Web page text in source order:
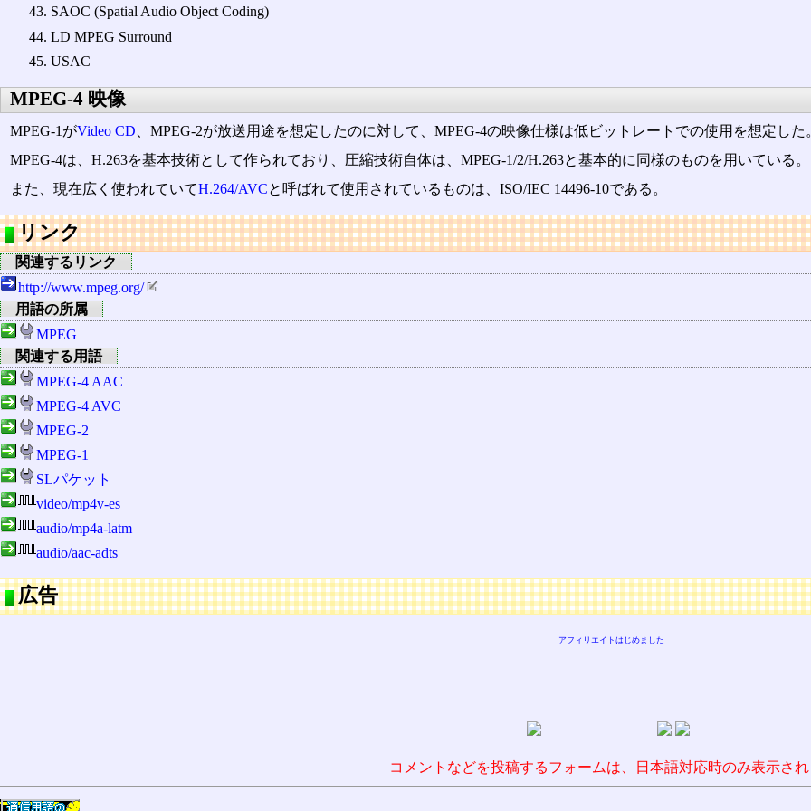
SAOC (Spatial Audio Object Coding)
LD MPEG Surround
USAC
MPEG-4 映像
MPEG-1がVideo CD、MPEG-2が放送用途を想定したのに対して、MPEG-4の映像仕様は低ビットレートでの使用を想定した
MPEG-4は、H.263を基本技術として作られており、圧縮技術自体は、MPEG-1/2/H.263と基本的に同様のものを用いている。
また、現在広く使われていてH.264/AVCと呼ばれて使用されているものは、ISO/IEC 14496-10である。
リンク
関連するリンク
http://www.mpeg.org/
用語の所属
MPEG
関連する用語
MPEG-4 AAC
MPEG-4 AVC
MPEG-2
MPEG-1
SLパケット
video/mp4v-es
audio/mp4a-latm
audio/aac-adts
広告
アフィリエイトはじめました
コメントなどを投稿するフォームは、日本語対応時のみ表示さ